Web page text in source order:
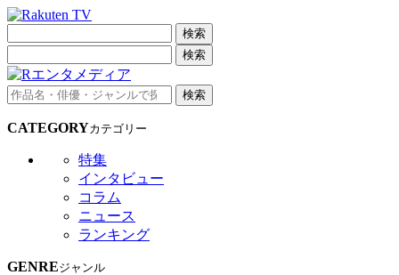
検索
検索
検索
CATEGORYカテゴリー
特集
インタビュー
コラム
ニュース
ランキング
GENREジャンル